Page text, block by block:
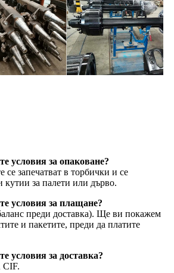
условия за опаковане?
се запечатват в торбички и се
кутии за палети или дърво.
условия за плащане?
преди доставка). Ще ви покажем
и пакетите, преди да платите
условия за доставка?
CIF.